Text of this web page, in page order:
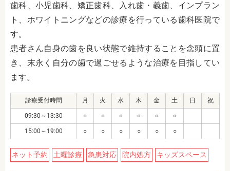
歯科、小児歯科、矯正歯科、入れ歯・義歯、インプラン
ト、ホワイトニングなどの診療を行っている歯科医院で
す。
患者さん自身の歯を良い状態で維持することを念頭に置
き、末永く自分の歯で過ごせるような治療を目指してい
ます。
診療受付時間 月 火 水 木 金 土 日 祝
09:30～13:30 ○ ○ ○ ○ ○ ○
15:00～19:00 ○ ○ ○ ○ ○ ○
ネット予約 土曜診療 急患対応 院内処方 キッズスペース